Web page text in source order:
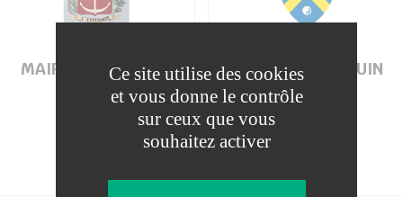
MAIRIE DE TIGEAUX MAIRIE DE TOUQUIN
Ce site utilise des cookies
et vous donne le contrôle
sur ceux que vous
souhaitez activer